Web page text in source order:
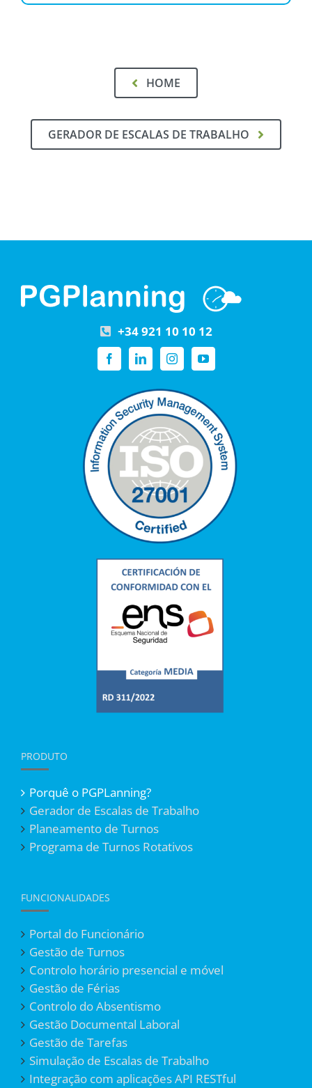
HOME
GERADOR DE ESCALAS DE TRABALHO
+34 921 10 10 12
PRODUTO
Porquê o PGPLanning?
Gerador de Escalas de Trabalho
Planeamento de Turnos
Programa de Turnos Rotativos
FUNCIONALIDADES
Portal do Funcionário
Gestão de Turnos
Controlo horário presencial e móvel
Gestão de Férias
Controlo do Absentismo
Gestão Documental Laboral
Gestão de Tarefas
Simulação de Escalas de Trabalho
Integração com aplicações API RESTful